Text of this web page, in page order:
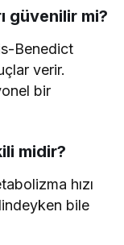
güvenilir mi?
Benedict
verir.
bir
midir?
hızı
bile